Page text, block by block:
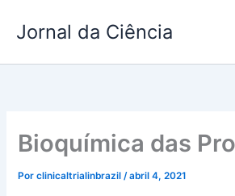
para
conteúdo
Jornal da Ciência
Bioquímica das
Porclinicaltrialinbrazil/abril 4, 2021